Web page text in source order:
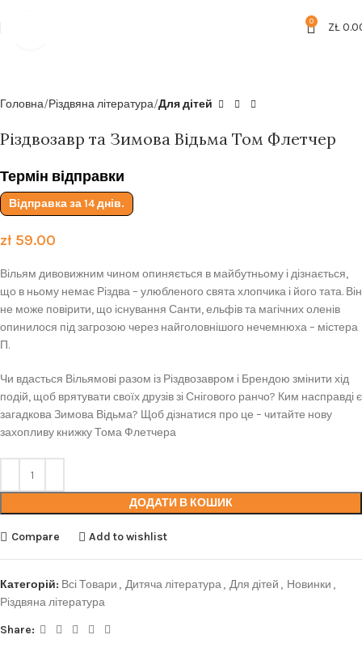
0 ZŁ
Головна Різдвяна література Для дітей
Різдвозавр та Зимова Відьма Том Флетчер
Термін відправки
Відправка за 14 днів.
zł59.00
Вільям дивовижним чином опиняється в майбутньому і дізнається,
що в ньому немає Різдва – улюбленого свята хлопчика і його тата. Він
не може повірити, що існування Санти, ельфів та магічних оленів
опинилося під загрозою через найголовнішого нечемнюха – містера
П.
Чи вдасться Вільямові разом із Різдвозавром і Брендою змінити хід
подій, щоб врятувати своїх друзів зі Снігового ранчо? Ким насправді є
загадкова Зимова Відьма? Щоб дізнатися про це – читайте нову
захопливу книжку Тома Флетчера
ДОДАТИ В КОШИК
Compare Add to wishlist
Категорій: Всі Товари , Дитяча література, Для дітей , Новинки ,
Різдвяна література
Share: